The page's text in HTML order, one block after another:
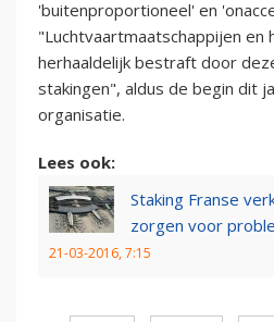
'buitenproportioneel' en
"Luchtvaartmaatschappijen en
herhaaldelijk bestraft door
stakingen", aldus de begin dit
organisatie.
Lees ook:
Staking Franse
zorgen voor
21-03-2016, 7:15